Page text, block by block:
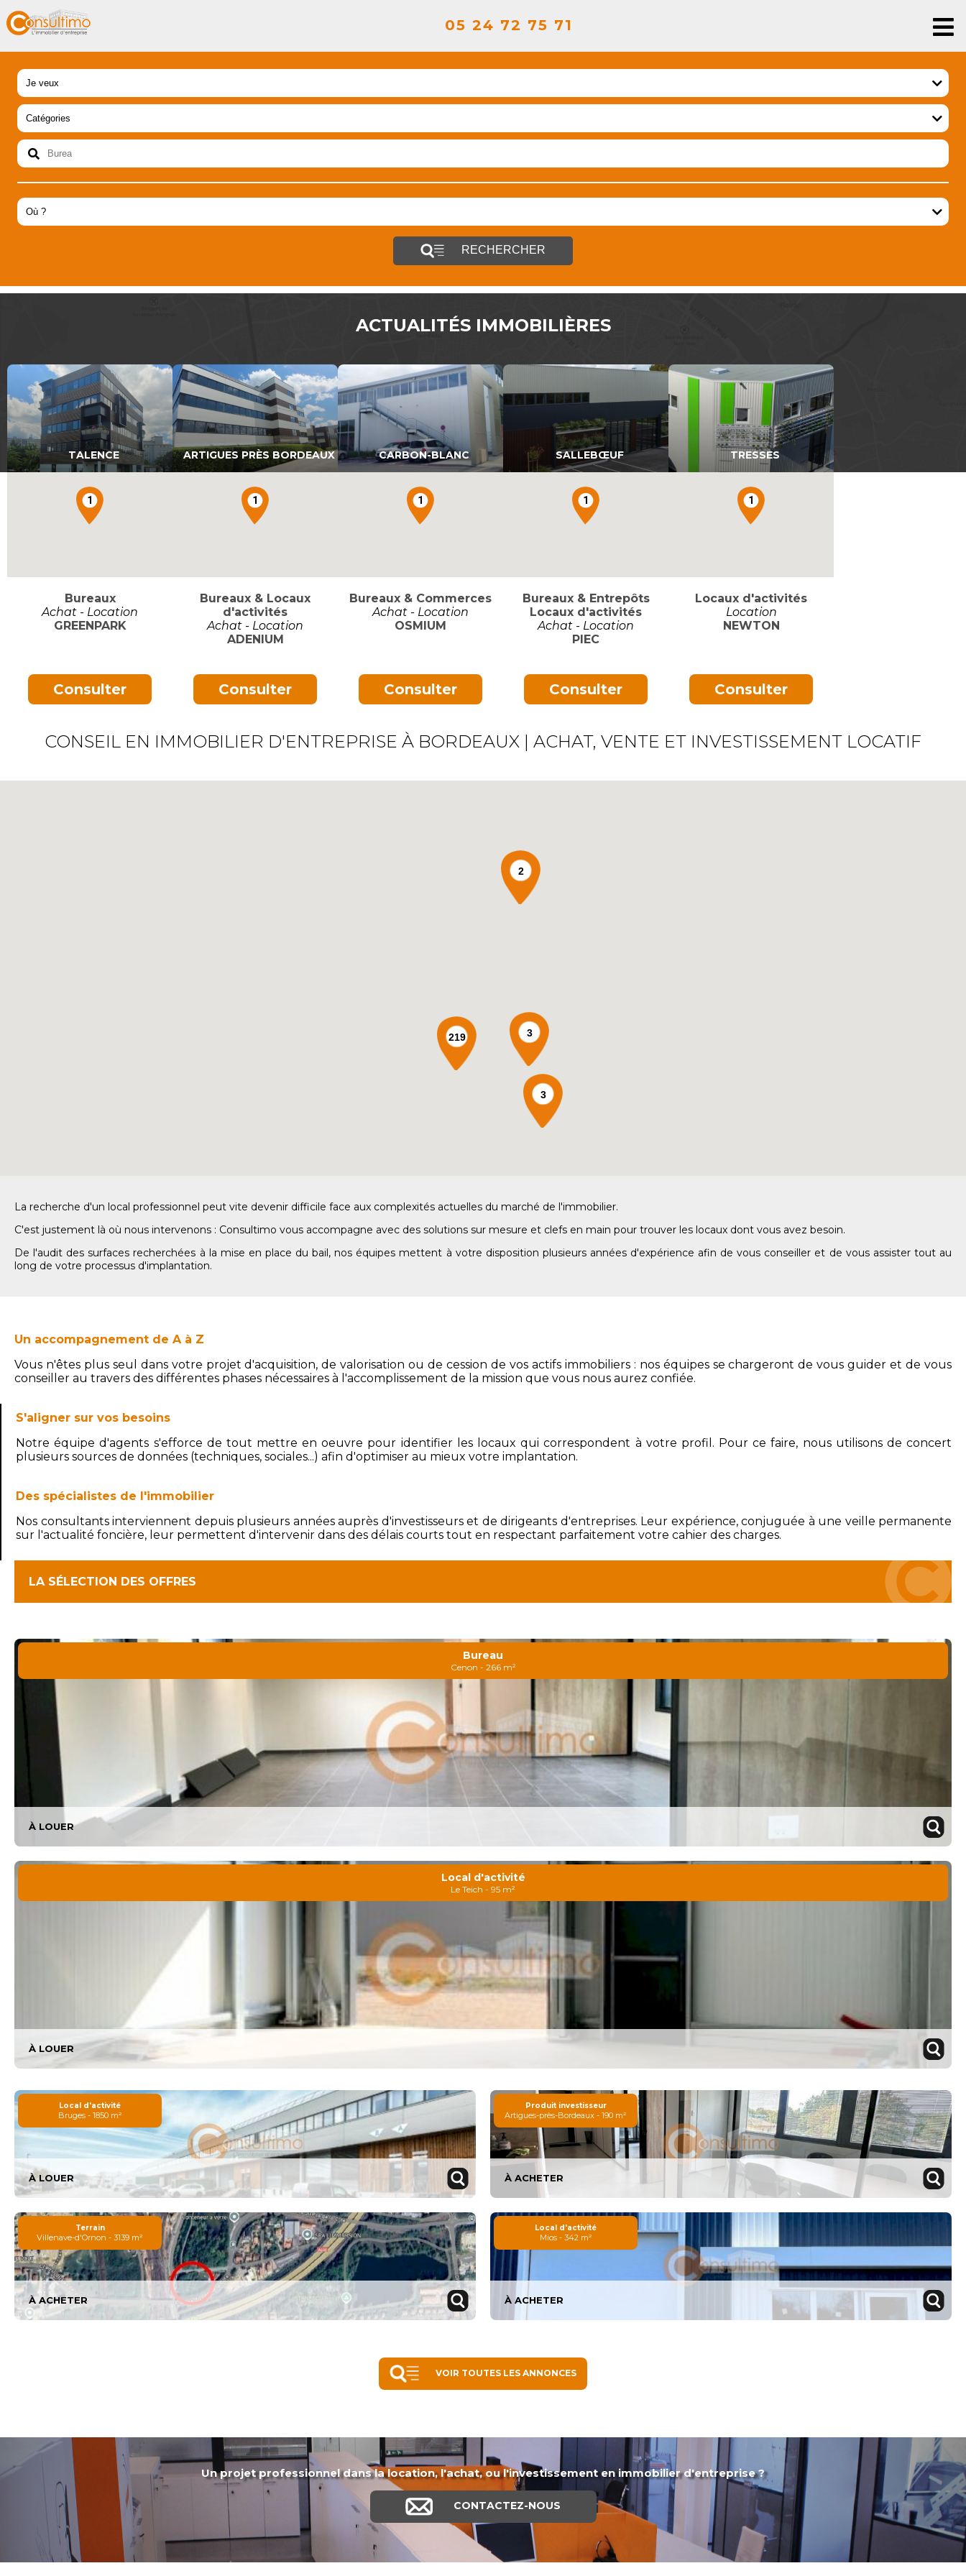
05 24 72 75 71
RECHERCHER
ACTUALITÉS IMMOBILIÈRES
TALENCE
1
Bureaux
Achat - Location
GREENPARK
Consulter
ARTIGUES PRÈS BORDEAUX
1
Bureaux & Locaux
d'activités
Achat - Location
ADENIUM
Consulter
CARBON-BLANC
1
Bureaux & Commerces
Achat - Location
OSMIUM
Consulter
SALLEBŒUF
1
Bureaux & Entrepôts
Locaux d'activités
Achat - Location
PIEC
Consulter
TRESSES
1
Locaux d'activités
Location
NEWTON
Consulter
CONSEIL EN IMMOBILIER D'ENTREPRISE À BORDEAUX | ACHAT, VENTE ET INVESTISSEMENT LOCATIF
219 3
3
2
La recherche d'un local professionnel peut vite devenir difficile face aux complexités actuelles du marché de l'immobilier.
C'est justement là où nous intervenons : Consultimo vous accompagne avec des solutions sur mesure et clefs en main pour trouver les locaux dont vous avez besoin.
De l'audit des surfaces recherchées à la mise en place du bail, nos équipes mettent à votre disposition plusieurs années d'expérience afin de vous conseiller et de vous assister tout au
long de votre processus d'implantation.
Un accompagnement de A à Z
Vous n'êtes plus seul dans votre projet d'acquisition, de valorisation ou de cession de vos actifs immobiliers : nos équipes se chargeront de vous guider et de vous
conseiller au travers des différentes phases nécessaires à l'accomplissement de la mission que vous nous aurez confiée.
S'aligner sur vos besoins
Notre équipe d'agents s'efforce de tout mettre en oeuvre pour identifier les locaux qui correspondent à votre profil. Pour ce faire, nous utilisons de concert
plusieurs sources de données (techniques, sociales...) afin d'optimiser au mieux votre implantation.
Des spécialistes de l'immobilier
Nos consultants interviennent depuis plusieurs années auprès d'investisseurs et de dirigeants d'entreprises. Leur expérience, conjuguée à une veille permanente
sur l'actualité foncière, leur permettent d'intervenir dans des délais courts tout en respectant parfaitement votre cahier des charges.
LA SÉLECTION DES OFFRES
Bureau
Cenon - 266 m²
À LOUER
Local d'activité
Le Teich - 95 m²
À LOUER
Local d'activité
Bruges - 1850 m²
À LOUER
Produit investisseur
Artigues-près-Bordeaux - 190 m²
À ACHETER
Terrain
Villenave-d'Ornon - 3139 m²
À ACHETER
Local d'activité
Mios - 342 m²
À ACHETER
VOIR TOUTES LES ANNONCES
Un projet professionnel dans la location, l'achat, ou l'investissement en immobilier d'entreprise ?
CONTACTEZ-NOUS